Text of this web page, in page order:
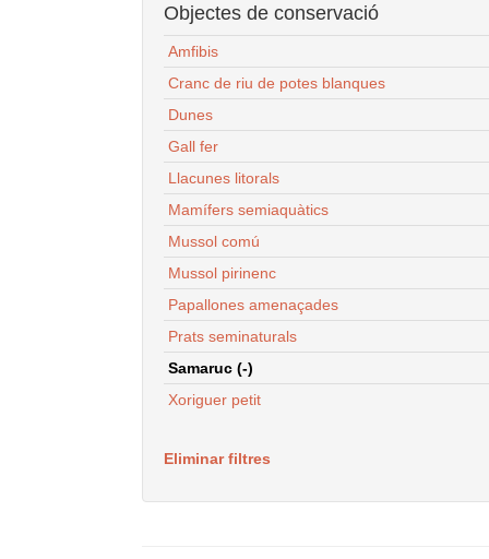
Objectes de conservació
Amfibis
Cranc de riu de potes blanques
Dunes
Gall fer
Llacunes litorals
Mamífers semiaquàtics
Mussol comú
Mussol pirinenc
Papallones amenaçades
Prats seminaturals
Samaruc (-)
Xoriguer petit
Eliminar filtres